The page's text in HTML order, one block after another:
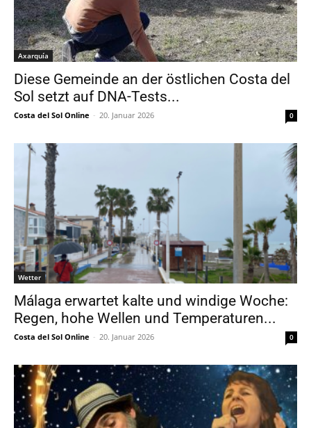
Axarquía
Diese Gemeinde an der östlichen Costa del
Sol setzt auf DNA-Tests...
Costa del Sol Online - 20. Januar 2026 0
Wetter
Málaga erwartet kalte und windige Woche:
Regen, hohe Wellen und Temperaturen...
Costa del Sol Online - 20. Januar 2026 0